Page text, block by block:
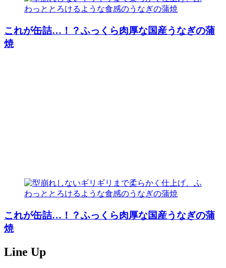
これが缶詰…！？ふっくら肉厚な国産うなぎの蒲
焼
これが缶詰…！？ふっくら肉厚な国産うなぎの蒲
焼
Line Up